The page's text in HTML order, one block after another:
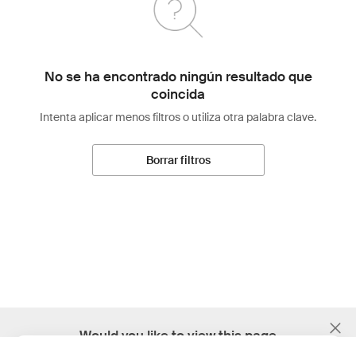
No se ha encontrado ningún resultado que
coincida
Intenta aplicar menos filtros o utiliza otra palabra clave.
Borrar filtros